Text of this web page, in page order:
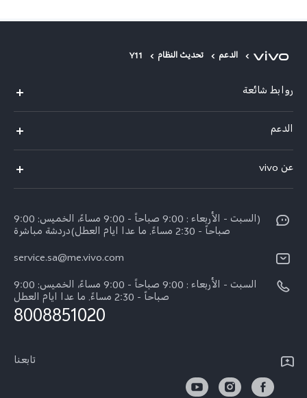
الدعم تحديث النظام Y11
روابط شائعة
X200 FE (New)
Y39 5G
Y04
V40 5G
V40 Lite 5G
الدعم
مراكز الصيانة
Funtouch OS
أسعار قطع الغيار
تحديثات النظام
بيان الخصوصية بشأن خدمة العملاء
تنزيل جداول LUT لاستعادة السجل
عن vivo
الأخبار
الإشعارات القانونية
نبذة عنا
الأخبار
(السبت - الأربعاء : 9:00 صباحاً - 9:00 مساءً، الخميس: 9:00
صباحاً - 2:30 مساءً. ما عدا ايام العطل)دردشة مباشرة
service.sa@me.vivo.com
السبت - الأربعاء : 9:00 صباحاً - 9:00 مساءً، الخميس: 9:00
صباحاً - 2:30 مساءً. ما عدا ايام العطل
8008851020
تابعنا